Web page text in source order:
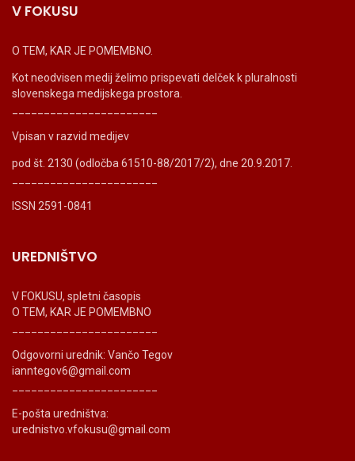
V FOKUSU
O TEM, KAR JE POMEMBNO.
Kot neodvisen medij želimo prispevati delček k pluralnosti
slovenskega medijskega prostora.
Vpisan v razvid medijev
pod št. 2130 (odločba 61510-88/2017/2), dne 20.9.2017.
ISSN 2591-0841
UREDNIŠTVO
V FOKUSU, spletni časopis
O TEM, KAR JE POMEMBNO
Odgovorni urednik: Vančo Tegov
ianntegov6@gmail.com
E-pošta uredništva:
urednistvo.vfokusu@gmail.com